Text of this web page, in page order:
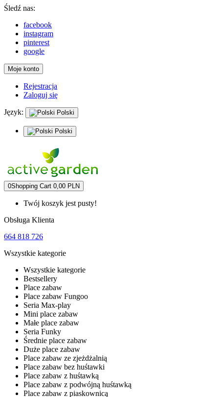
Śledź nas:
facebook
instagram
pinterest
google
Moje konto
Rejestracja
Zaloguj się
Język: Polski
Polski
0Shopping Cart 0,00 PLN
Twój koszyk jest pusty!
Obsługa Klienta
664 818 726
Wszystkie kategorie
Wszystkie kategorie
Bestsellery
Place zabaw
Place zabaw Fungoo
Seria Max-play
Mini place zabaw
Małe place zabaw
Seria Funky
Średnie place zabaw
Duże place zabaw
Place zabaw ze zjeżdżalnią
Place zabaw bez huśtawki
Place zabaw z huśtawką
Place zabaw z podwójną huśtawką
Place zabaw z piaskownicą